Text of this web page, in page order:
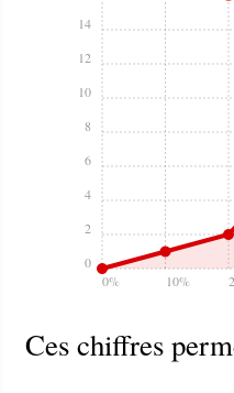
0% 10%
0
2
4
6
8
10
12
14
Ces chiffres